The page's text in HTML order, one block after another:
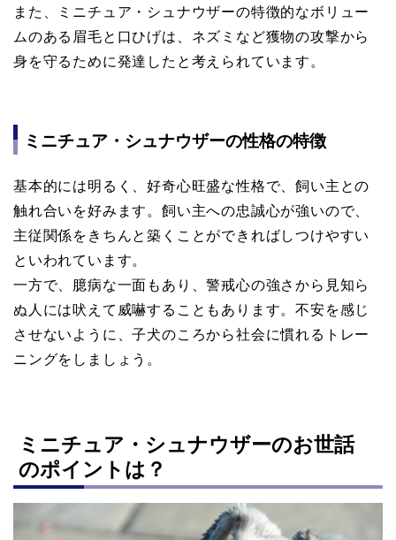
また、ミニチュア・シュナウザーの特徴的なボリュー
ムのある眉毛と口ひげは、ネズミなど獲物の攻撃から
身を守るために発達したと考えられています。
ミニチュア・シュナウザーの性格の特徴
基本的には明るく、好奇心旺盛な性格で、飼い主との
触れ合いを好みます。飼い主への忠誠心が強いので、
主従関係をきちんと築くことができればしつけやすい
といわれています。
一方で、臆病な一面もあり、警戒心の強さから見知ら
ぬ人には吠えて威嚇することもあります。不安を感じ
させないように、子犬のころから社会に慣れるトレー
ニングをしましょう。
ミニチュア・シュナウザーのお世話
のポイントは？